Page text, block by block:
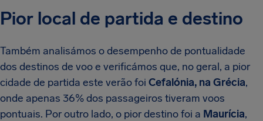
Pior local de partida e destino
Também analisámos o desempenho de pontualidade
dos destinos de voo e verificámos que, no geral, a pior
cidade de partida este verão foi Cefalónia, na Grécia,
onde apenas 36% dos passageiros tiveram voos
pontuais. Por outro lado, o pior destino foi a Maurícia,